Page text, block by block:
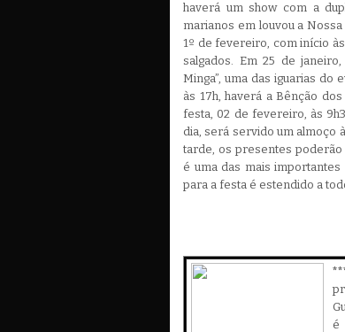
haverá um show com a
marianos em louvou a
1º de fevereiro, com início
salgados. Em 25 de
Minga”, uma das iguarias do
às 17h, haverá a Bênção
festa, 02 de fevereiro, às
dia, será servido um almoço
tarde, os presentes
é uma das mais importantes
para a festa é estendido a
é